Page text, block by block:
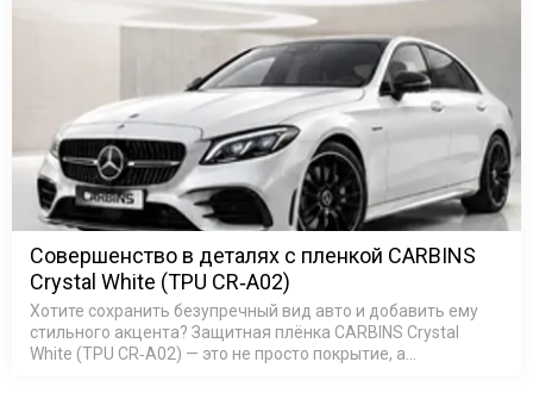
Совершенство в деталях с пленкой CARBINS
Crystal White (TPU CR‑A02)
Хотите сохранить безупречный вид авто и добавить ему
стильного акцента? Защитная плёнка CARBINS Crystal
White (TPU CR‑A02) — это не просто покрытие, а